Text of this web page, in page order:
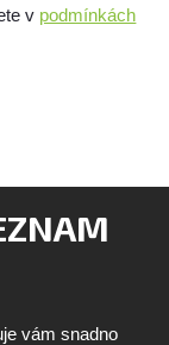
v podmínkách
vám snadno